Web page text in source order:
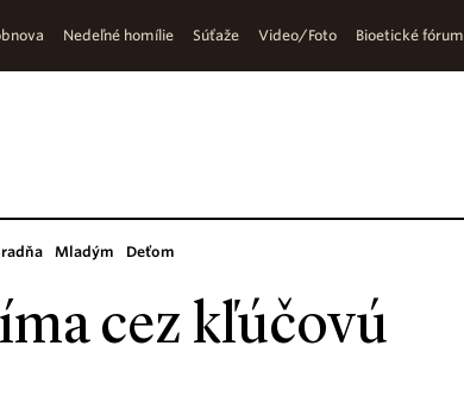
Nedeľné homílie Súťaže Video/Foto Bioetické fórum
Mladým Deťom
cez kľúčovú